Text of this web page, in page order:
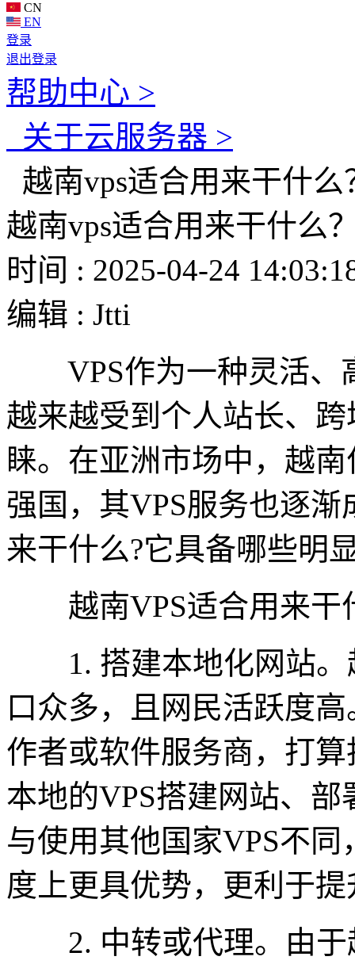
CN
EN
登录
退出登录
帮助中心 >
关于云服务器 >
越南vps适合用来干什
越南vps适合用来干什么
时间 : 2025-04-24
编辑 : Jtti
VPS作为一种灵活、
越来越受到个人站长、
睐。在亚洲市场中，越
强国，其VPS服务也逐
来干什么?它具备哪些明
越南VPS适合用来干
1. 搭建本地化网站。
口众多，且网民活跃度
作者或软件服务商，打
本地的VPS搭建网站、
与使用其他国家VPS不
度上更具优势，更利于
2. 中转或代理。由于